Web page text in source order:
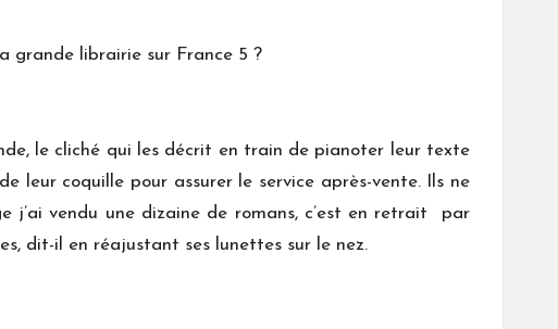
grande librairie sur France 5 ?
le cliché qui les décrit en train de pianoter leur texte
leur coquille pour assurer le service après-vente. Ils ne
j’ai vendu une dizaine de romans, c’est en retrait par
dit-il en réajustant ses lunettes sur le nez.